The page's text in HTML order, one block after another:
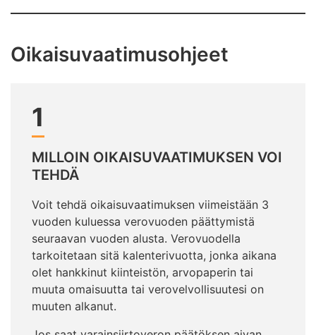
Oikaisuvaatimusohjeet
1
MILLOIN OIKAISUVAATIMUKSEN VOI
TEHDÄ
Voit tehdä oikaisuvaatimuksen viimeistään 3
vuoden kuluessa verovuoden päättymistä
seuraavan vuoden alusta. Verovuodella
tarkoitetaan sitä kalenterivuotta, jonka aikana
olet hankkinut kiinteistön, arvopaperin tai
muuta omaisuutta tai verovelvollisuutesi on
muuten alkanut.